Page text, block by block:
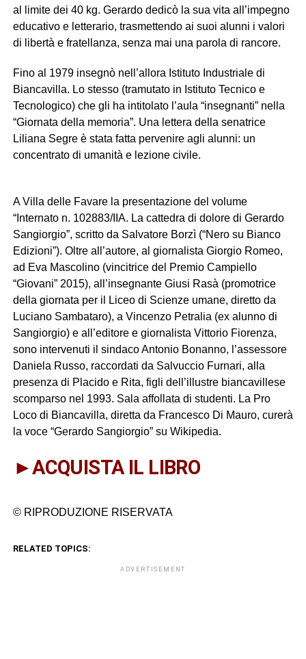
al limite dei 40 kg. Gerardo dedicò la sua vita all’impegno
educativo e letterario, trasmettendo ai suoi alunni i valori
di libertà e fratellanza, senza mai una parola di rancore.
Fino al 1979 insegnò nell’allora Istituto Industriale di
Biancavilla. Lo stesso (tramutato in Istituto Tecnico e
Tecnologico) che gli ha intitolato l’aula “insegnanti” nella
“Giornata della memoria”. Una lettera della senatrice
Liliana Segre è stata fatta pervenire agli alunni: un
concentrato di umanità e lezione civile.
A Villa delle Favare la presentazione del volume
“Internato n. 102883/IIA. La cattedra di dolore di Gerardo
Sangiorgio”, scritto da Salvatore Borzì (“Nero su Bianco
Edizioni”). Oltre all’autore, al giornalista Giorgio Romeo,
ad Eva Mascolino (vincitrice del Premio Campiello
“Giovani” 2015), all’insegnante Giusi Rasà (promotrice
della giornata per il Liceo di Scienze umane, diretto da
Luciano Sambataro), a Vincenzo Petralia (ex alunno di
Sangiorgio) e all’editore e giornalista Vittorio Fiorenza,
sono intervenuti il sindaco Antonio Bonanno, l’assessore
Daniela Russo, raccordati da Salvuccio Furnari, alla
presenza di Placido e Rita, figli dell’illustre biancavillese
scomparso nel 1993. Sala affollata di studenti. La Pro
Loco di Biancavilla, diretta da Francesco Di Mauro, curerà
la voce “Gerardo Sangiorgio” su Wikipedia.
►ACQUISTA IL LIBRO
© RIPRODUZIONE RISERVATA
RELATED TOPICS:
ADVERTISEMENT